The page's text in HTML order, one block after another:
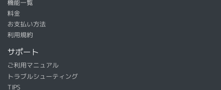
機能一覧
料金
お支払い方法
利用規約
サポート
ご利用マニュアル
トラブルシューティング
TIPS